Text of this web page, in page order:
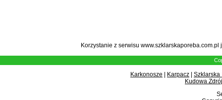
Korzystanie z serwisu
Karkonosze Karpacz
Szklarska
Kudowa